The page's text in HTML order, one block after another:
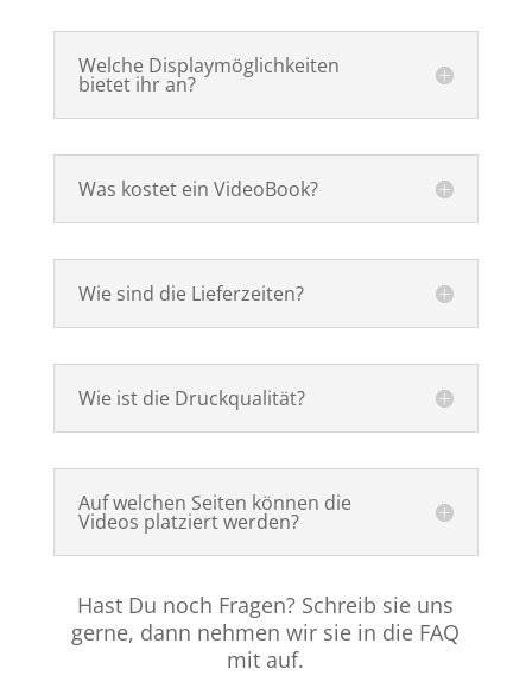
Welche Displaymöglichkeiten
bietet ihr an?
Was kostet ein VideoBook?
Wie sind die Lieferzeiten?
Wie ist die Druckqualität?
Auf welchen Seiten können die
Videos platziert werden?
Hast Du noch Fragen? Schreib sie uns
gerne, dann nehmen wir sie in die FAQ
mit auf.